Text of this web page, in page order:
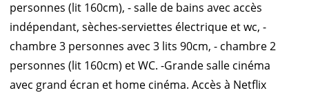
personnes (lit 160cm), - salle de bains avec accès
indépendant, sèches-serviettes électrique et wc, -
chambre 3 personnes avec 3 lits 90cm, - chambre 2
personnes (lit 160cm) et WC. -Grande salle cinéma
avec grand écran et home cinéma. Accès à Netflix